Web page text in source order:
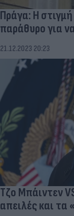
Πράγα: Η
παράθυρο για
21.12.2023 20:23
Τζο Μπάιντεν
απειλές και